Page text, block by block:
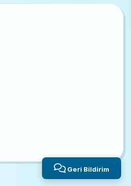
Geri Bildirim